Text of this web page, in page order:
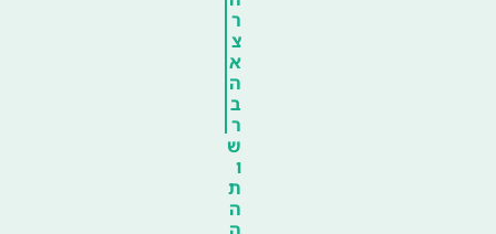
ר
צ
א
ה
ב
ר
ש
ו
ת
ה
ה